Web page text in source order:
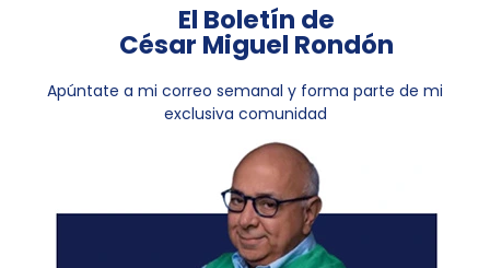
El Boletín de
César Miguel Rondón
Apúntate a mi correo semanal y forma parte de mi
exclusiva comunidad